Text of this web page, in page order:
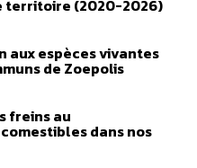
territoire (2020-2026)
espèces vivantes
de Zoepolis
freins au
dans nos